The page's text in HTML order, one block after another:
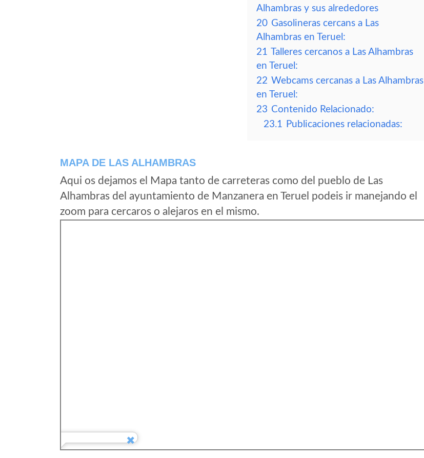
Alhambras y sus alrededores
20 Gasolineras cercans a Las
Alhambras en Teruel:
21 Talleres cercanos a Las Alhambras
en Teruel:
22 Webcams cercanas a Las Alhambras
en Teruel:
23 Contenido Relacionado:
23.1 Publicaciones relacionadas:
MAPA DE LAS ALHAMBRAS
Aqui os dejamos el Mapa tanto de carreteras como del pueblo de Las
Alhambras del ayuntamiento de Manzanera en Teruel podeis ir manejando el
zoom para cercaros o alejaros en el mismo.